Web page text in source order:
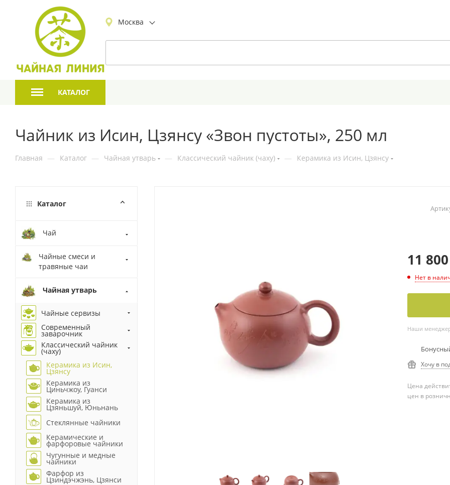
Москва
КАТАЛОГ
Чайник из Исин, Цзянсу «Звон пустоты», 250 мл
Главная — Каталог — Чайная утварь — Классический чайник (чаху) — Керамика из Исин, Цзянсу
11 800
Нет в
Наши
Хочу в
Цена
цен в
Каталог
Чай
Чайные смеси и
травяные чаи
Чайная утварь
Чайные сервизы
Современный
заварочник
Классический чайник
(чаху)
Керамика из Исин,
Цзянсу
Керамика из
Циньчжоу, Гуанси
Керамика из
Цзяньшуй, Юньнань
Стеклянные чайники
Керамические и
фарфоровые чайники
Чугунные и медные
чайники
Фарфор из
Цзиндэчжэнь, Цзянси